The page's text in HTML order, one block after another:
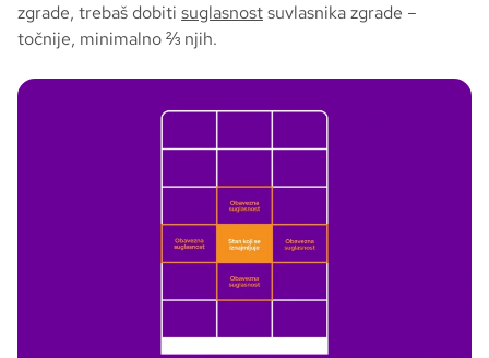
zgrade, trebaš dobiti suglasnostsuvlasnika zgrade –
točnije, minimalno ⅔ njih.